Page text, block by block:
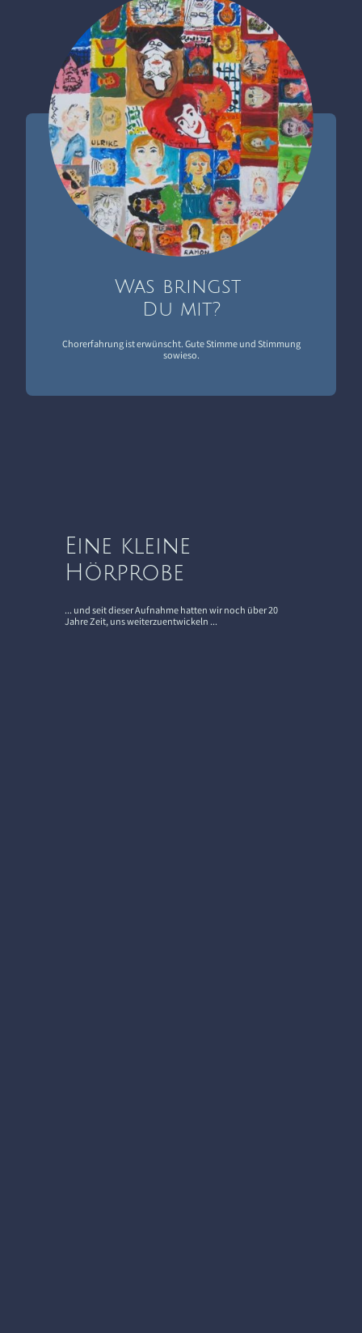
Was bringst
Du mit?
Chorerfahrung ist erwünscht. Gute Stimme und Stimmung
sowieso.
Eine kleine
Hörprobe
... und seit dieser Aufnahme hatten wir noch über 20
Jahre Zeit, uns weiterzuentwickeln ...